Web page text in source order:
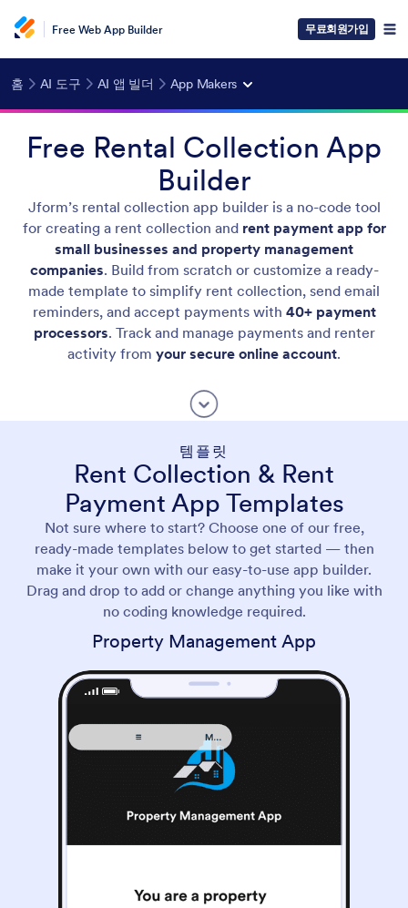
Free Web App Builder 무료회원가입
홈 AI 도구 AI 앱 빌더 App Makers
Free Rental Collection App
Builder
Jform’s rental collection app builder is a no-code tool
for creating a rent collection and rent payment app for
small businesses and property management
companies. Build from scratch or customize a ready-
made template to simplify rent collection, send email
reminders, and accept payments with 40+ payment
processors. Track and manage payments and renter
activity from your secure online account.
템플릿
Rent Collection & Rent
Payment App Templates
Not sure where to start? Choose one of our free,
ready-made templates below to get started — then
make it your own with our easy-to-use app builder.
Drag and drop to add or change anything you like with
no coding knowledge required.
Property Management App